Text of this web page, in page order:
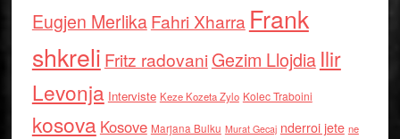
Eugjen MerlikaFahri Xharra Frank
shkreli Fritz radovaniGezim Llojdia Ilir
Levonja Interviste Keze Kozeta Zylo Kolec Traboini
kosova Kosove Marjana Bulku Murat Gecaj nderroi jete ne